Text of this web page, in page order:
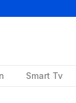
Smart Tv